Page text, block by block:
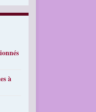
à